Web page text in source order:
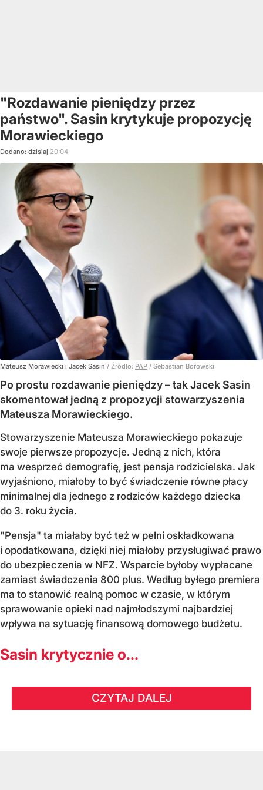
"Rozdawanie pieniędzy przez
państwo". Sasin krytykuje propozycję
Morawieckiego
Dodano: dzisiaj 20:04
Mateusz Morawiecki i Jacek Sasin / Źródło: PAP / Sebastian Borowski
Po prostu rozdawanie pieniędzy – tak Jacek Sasin
skomentował jedną z propozycji stowarzyszenia
Mateusza Morawieckiego.
Stowarzyszenie Mateusza Morawieckiego pokazuje
swoje pierwsze propozycje. Jedną z nich, która
ma wesprzeć demografię, jest pensja rodzicielska. Jak
wyjaśniono, miałoby to być świadczenie równe płacy
minimalnej dla jednego z rodziców każdego dziecka
do 3. roku życia.
"Pensja" ta miałaby być też w pełni oskładkowana
i opodatkowana, dzięki niej miałoby przysługiwać prawo
do ubezpieczenia w NFZ. Wsparcie byłoby wypłacane
zamiast świadczenia 800 plus. Według byłego premiera
ma to stanowić realną pomoc w czasie, w którym
sprawowanie opieki nad najmłodszymi najbardziej
wpływa na sytuację finansową domowego budżetu.
Sasin krytycznie o...
CZYTAJ DALEJ